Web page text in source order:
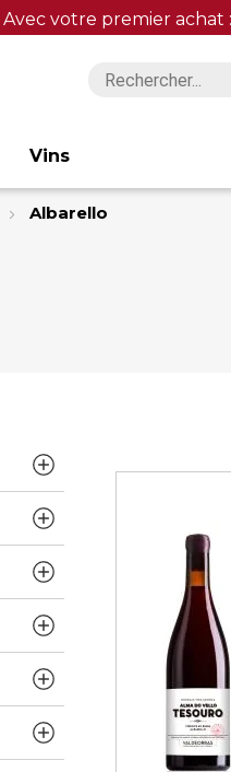
Avec votre premier achat :
Vins
Albarello